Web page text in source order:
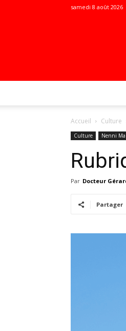
samedi 8 août 2026
Accueil Culture
Culture Nenni Ma
Par Docteur
Partager